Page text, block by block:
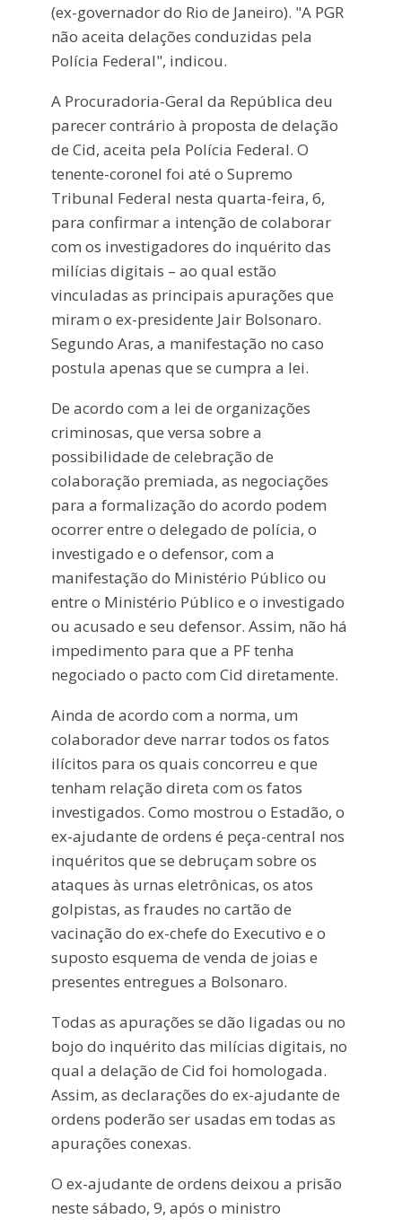
(ex-governador do Rio de Janeiro). "A PGR
não aceita delações conduzidas pela
Polícia Federal", indicou.
A Procuradoria-Geral da República deu
parecer contrário à proposta de delação
de Cid, aceita pela Polícia Federal. O
tenente-coronel foi até o Supremo
Tribunal Federal nesta quarta-feira, 6,
para confirmar a intenção de colaborar
com os investigadores do inquérito das
milícias digitais – ao qual estão
vinculadas as principais apurações que
miram o ex-presidente Jair Bolsonaro.
Segundo Aras, a manifestação no caso
postula apenas que se cumpra a lei.
De acordo com a lei de organizações
criminosas, que versa sobre a
possibilidade de celebração de
colaboração premiada, as negociações
para a formalização do acordo podem
ocorrer entre o delegado de polícia, o
investigado e o defensor, com a
manifestação do Ministério Público ou
entre o Ministério Público e o investigado
ou acusado e seu defensor. Assim, não há
impedimento para que a PF tenha
negociado o pacto com Cid diretamente.
Ainda de acordo com a norma, um
colaborador deve narrar todos os fatos
ilícitos para os quais concorreu e que
tenham relação direta com os fatos
investigados. Como mostrou o Estadão, o
ex-ajudante de ordens é peça-central nos
inquéritos que se debruçam sobre os
ataques às urnas eletrônicas, os atos
golpistas, as fraudes no cartão de
vacinação do ex-chefe do Executivo e o
suposto esquema de venda de joias e
presentes entregues a Bolsonaro.
Todas as apurações se dão ligadas ou no
bojo do inquérito das milícias digitais, no
qual a delação de Cid foi homologada.
Assim, as declarações do ex-ajudante de
ordens poderão ser usadas em todas as
apurações conexas.
O ex-ajudante de ordens deixou a prisão
neste sábado, 9, após o ministro